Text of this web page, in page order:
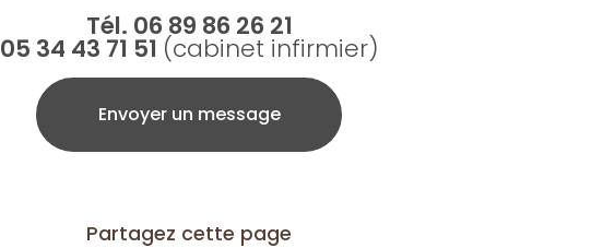
Tél. 06 89 86 26 21
05 34 43 71 51 (cabinet infirmier)
Envoyer un message
Partagez cette page